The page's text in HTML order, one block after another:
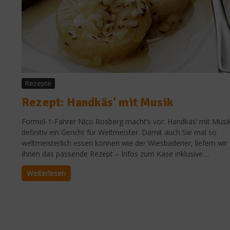
Rezepte
Rezept: Handkäs‘ mit Musik
Formel-1-Fahrer Nico Rosberg macht’s vor: Handkäs‘ mit
definitiv ein Gericht für Weltmeister. Damit auch Sie mal so
weltmeisterlich essen können wie der Wiesbadener, liefern wir
Ihnen das passende Rezept – Infos zum Käse inklusive....
Weiterlesen